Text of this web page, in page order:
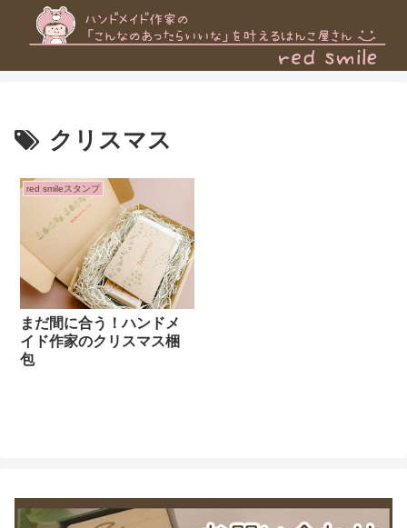
クリスマス
red smileスタンプ
まだ間に合う！ハンドメ
イド作家のクリスマス梱
包